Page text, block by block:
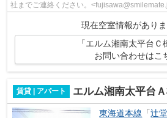
社までご連絡ください。
現在空室情報がありま
「エルム湘南太平台Ｃ
お問い合わせはこ
賃貸 | アパート エルム湘南太平台
東海道本線 「辻堂